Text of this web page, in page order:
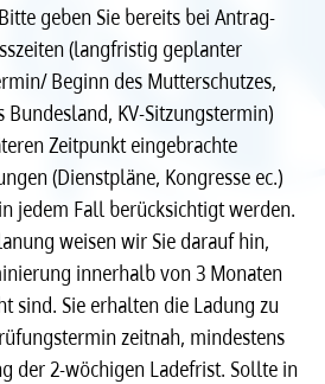
geben Sie bereits bei Antrag­
(lang­fris­tig geplan­ter
Beginn des Mutter­schut­zes,
Bundes­land, KV-Sitzungs­ter­min)
Zeit­punkt einge­brachte
(Dienst­pläne, Kongresse ec.)
jedem Fall berück­sich­tigt werden.
weisen wir Sie darauf hin,
inner­halb von 3 Mona­ten
sind. Sie erhal­ten die Ladung zu
zeit­nah, mindes­tens
der 2-wöchi­gen Lade­frist. Sollte in